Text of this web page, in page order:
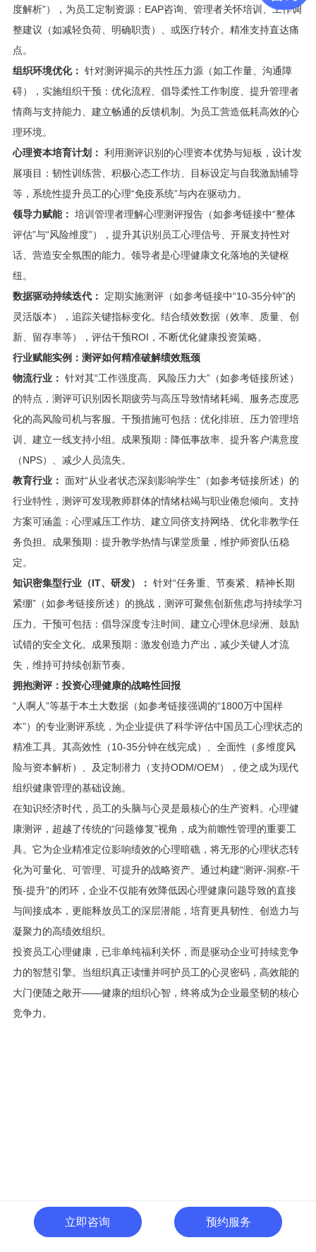
度解析”），为员工定制资源：EAP咨询、管理者关怀培训、工作调
整建议（如减轻负荷、明确职责）、或医疗转介。精准支持直达痛
点。
组织环境优化： 针对测评揭示的共性压力源（如工作量、沟通障
碍），实施组织干预：优化流程、倡导柔性工作制度、提升管理者
情商与支持能力、建立畅通的反馈机制。为员工营造低耗高效的心
理环境。
心理资本培育计划： 利用测评识别的心理资本优势与短板，设计发
展项目：韧性训练营、积极心态工作坊、目标设定与自我激励辅导
等，系统性提升员工的心理“免疫系统”与内在驱动力。
领导力赋能： 培训管理者理解心理测评报告（如参考链接中“整体
评估”与“风险维度”），提升其识别员工心理信号、开展支持性对
话、营造安全氛围的能力。领导者是心理健康文化落地的关键枢
纽。
数据驱动持续迭代：
定期实施测评（如参考链接中“10-35分钟”的
灵活版本），追踪关键指标变化。结合绩效数据（效率、质量、创
新、留存率等），评估干预ROI，不断优化健康投资策略。
行业赋能实例：测评如何精准破解绩效瓶颈
物流行业： 针对其“工作强度高、风险压力大”（如参考链接所述）
的特点，测评可识别因长期疲劳与高压导致情绪耗竭、服务态度恶
化的高风险司机与客服。干预措施可包括：优化排班、压力管理培
训、建立一线支持小组。成果预期：降低事故率、提升客户满意度
（NPS）、减少人员流失。
教育行业： 面对“从业者状态深刻影响学生”（如参考链接所述）的
行业特性，测评可发现教师群体的情绪枯竭与职业倦怠倾向。支持
方案可涵盖：心理减压工作坊、建立同侪支持网络、优化非教学任
务负担。成果预期：提升教学热情与课堂质量，维护师资队伍稳
定。
知识密集型行业（IT、研发）： 针对“任务重、节奏紧、精神长期
紧绷”（如参考链接所述）的挑战，测评可聚焦创新焦虑与持续学习
压力。干预可包括：倡导深度专注时间、建立心理休息绿洲、鼓励
试错的安全文化。成果预期：激发创造力产出，减少关键人才流
失，维持可持续创新节奏。
拥抱测评：投资心理健康的战略性回报
“人啊人”等基于本土大数据（如参考链接强调的“1800万中国样
本”）的专业测评系统，为企业提供了科学评估中国员工心理状态的
精准工具。其高效性（10-35分钟在线完成）、全面性（多维度风
险与资本解析）、及定制潜力（支持ODM/OEM），使之成为现代
组织健康管理的基础设施。
在知识经济时代，员工的头脑与心灵是最核心的生产资料。心理健
康测评，超越了传统的“问题修复”视角，成为前瞻性管理的重要工
具。它为企业精准定位影响绩效的心理暗礁，将无形的心理状态转
化为可量化、可管理、可提升的战略资产。通过构建“测评-洞察-干
预-提升”的闭环，企业不仅能有效降低因心理健康问题导致的直接
与间接成本，更能释放员工的深层潜能，培育更具韧性、创造力与
凝聚力的高绩效组织。
投资员工心理健康，已非单纯福利关怀，而是驱动企业可持续竞争
力的智慧引擎。当组织真正读懂并呵护员工的心灵密码，高效能的
大门便随之敞开——健康的组织心智，终将成为企业最坚韧的核心
竞争力。
全国热线: 400-996-0801
立即咨询 预约服务